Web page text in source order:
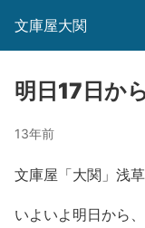
文庫屋大関
明日17日か
13年前
文庫屋「大関」浅
いよいよ明日から